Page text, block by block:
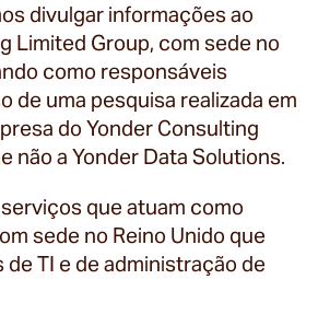
divulgar informações ao
Limited Group, com sede no
como responsáveis
de uma pesquisa realizada em
do Yonder Consulting
não a Yonder Data Solutions.
que atuam como
sede no Reino Unido que
TI e de administração de